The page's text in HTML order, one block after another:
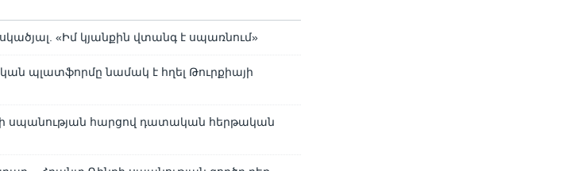
«Իմ կյանքին վտանգ է սպառնում»
պլատֆորմը նամակ է հղել Թուրքիայի
սպանության հարցով դատական հերթական